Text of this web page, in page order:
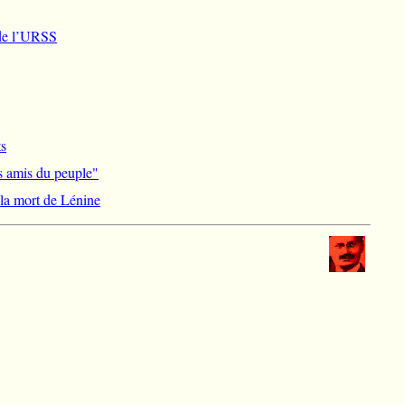
l’URSS
amis du peuple"
mort de Lénine